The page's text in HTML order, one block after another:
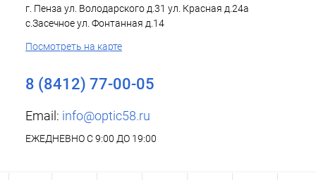
г. Пенза ул. Володарского д.31 ул. Красная д.24а
с.Засечное ул. Фонтанная д.14
Посмотреть на карте
8 (8412) 77-00-05
Email: info@optic58.ru
ЕЖЕДНЕВНО С 9:00 ДО 19:00